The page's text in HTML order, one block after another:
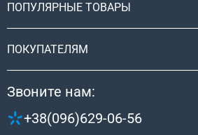
ПОПУЛЯРНЫЕ ТОВАРЫ
ПОКУПАТЕЛЯМ
Звоните нам:
+38(096)629-06-56